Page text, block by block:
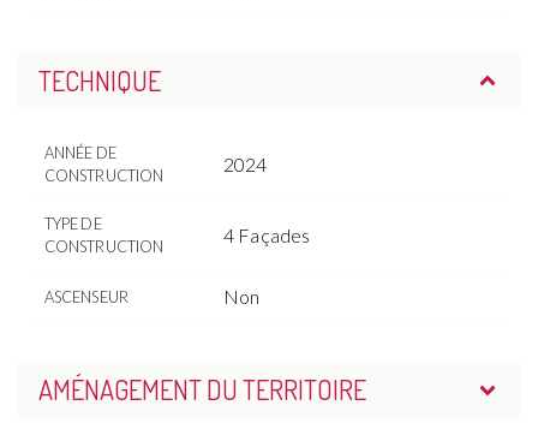
TECHNIQUE
ANNÉE DE
CONSTRUCTION
2024
TYPE DE
CONSTRUCTION
4 Façades
ASCENSEUR Non
AMÉNAGEMENT DU TERRITOIRE